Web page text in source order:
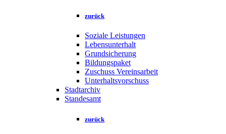
zurück
Soziale Leistungen
Lebensunterhalt
Grundsicherung
Bildungspaket
Zuschuss Vereinsarbeit
Unterhaltsvorschuss
Stadtarchiv
Standesamt
zurück